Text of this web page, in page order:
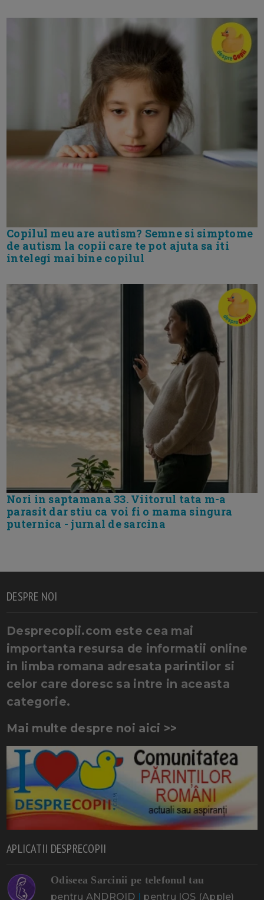
Copilul meu are autism? Semne si simptome
de autism la copii care te pot ajuta sa iti
intelegi mai bine copilul
Nori in saptamana 33. Viitorul tata m-a
parasit dar stiu ca voi fi o mama singura
puternica - jurnal de sarcina
DESPRE NOI
Desprecopii.com este cea mai
importanta resursa de informatii online
in limba romana adresata parintilor si
celor care doresc sa intre in aceasta
categorie.
Mai multe despre noi aici >>
APLICATII DESPRECOPII
Odiseea Sarcinii pe telefonul tau
pentru ANDROID | pentru IOS (Apple)